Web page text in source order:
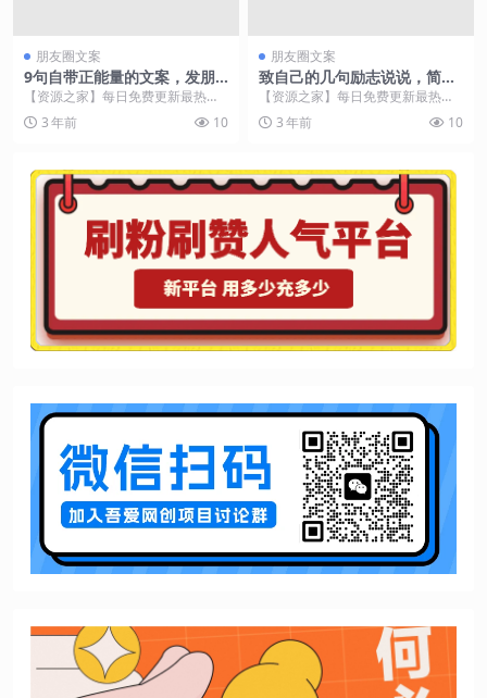
朋友圈文案
9句自带正能量的文案，发朋
友圈能量满满，值得你收藏
【资源之家】每日免费更新最热门
的副业项目资源 1、你自己永远也
不知道自己有多优秀...
3 年前 10
朋友圈文案
致自己的几句励志说说，简短
有气质，你中意哪一句话
【资源之家】每日免费更新最热门
的副业项目资源 1、心如止水，乱
则不明。很多事，你...
3 年前 10